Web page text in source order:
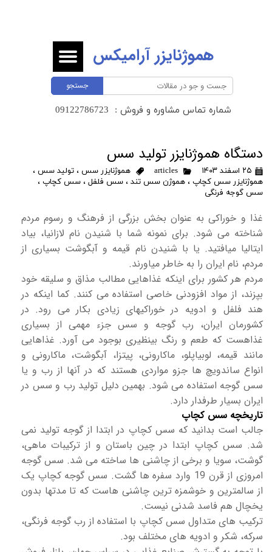
جستجو
هموژنایزر آرامیکس
شماره تماس مشاوره و فروش :
دستگاه هموژنایزر تولید سس
۲۵ اسفند ۱۴۰۳ articles هموژنایزر سس ، تولید سس ،
هموژنایزر سس کچاپ ، هموژن سس تند ، سس فلفل ، سس کچاپ ،
سس گوجه فرنگی
غذا و خوراکی به عنوان بخش بزرگی از فرهنگ و رسوم مردم
شناخته می شود. برای نمونه شما با شنیدن نام لازانیا، بیاد
ایتالیا میافتید. یا با شنیدن نام قیمه و آبگوشت بسیاری از
مردم، نام ایران را به خاطر میاورند.
مردم هر کشور برای اینکه غذاهایی مطالب مذاق و سلیقه خود
بپزند، از مواد افزودنی خاصی استفاده می کنند. کما اینکه در
هند فلفل و ادویه در خوراکیهای زیادی بکار می رود. در
کشورمان ایران، رب گوجه و سس جزء مهمی از بسیاری
غذاهست که طعم و رنگ بینظیری بوجود می آورد. غذاهایی
مانند قیمه، لوبیاپلو، ماکارونی، پیتزا، آبگوشت، ماکارونی و
انواع ساندویچ ها جزو مواردی هستند که در آنها از رب و یا
سس گوجه استفاده می شود. بهمین دلیل تولید رب و سس در
ایران بسیار طرفدار دارد.
تاریخچه سس کچاپ
جالب است بدانید که سس کچاپ در ابتدا از گوجه تولید نمی
شد. سس کچاپ ابتدا در چین باستان و از ترکیبات ماهی،
گوشت، سویا و برخی از چاشنی ها ساخته می شد. سس گوجه
امروزی از قرن 19 وارد سفره ها گشت. سس گوجه کچاپ یک
از سالمترین و خوشمزه ترین چاشنی هاست که تا مدتها بدون
یخچال هم فاسد شدنی نیست.
ترکیب های متداول سس کچاپ با استفاده از رب گوجه فرنگی،
سرکه، شکر و ادویه های مختلف بود.